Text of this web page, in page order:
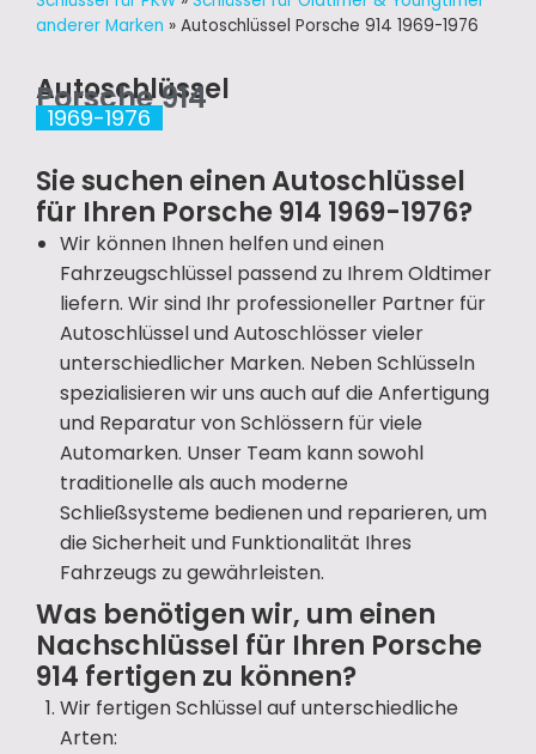
anderer Marken » Autoschlüssel Porsche 914 1969-1976
Autoschlüssel
Porsche 914
1969-1976
Sie suchen einen Autoschlüssel
für Ihren Porsche 914 1969-1976?
Wir können Ihnen helfen und einen
Fahrzeugschlüssel passend zu Ihrem Oldtimer
liefern. Wir sind Ihr professioneller Partner für
Autoschlüssel und Autoschlösser vieler
unterschiedlicher Marken. Neben Schlüsseln
spezialisieren wir uns auch auf die Anfertigung
und Reparatur von Schlössern für viele
Automarken. Unser Team kann sowohl
traditionelle als auch moderne
Schließsysteme bedienen und reparieren, um
die Sicherheit und Funktionalität Ihres
Fahrzeugs zu gewährleisten.
Was benötigen wir, um einen
Nachschlüssel für Ihren Porsche
914 fertigen zu können?
Wir fertigen Schlüssel auf unterschiedliche
Arten: